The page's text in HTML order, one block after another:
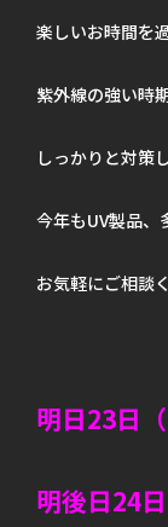
楽しいお時間を
紫外線の強い時
しっかりと対策
今年もUV製品、
お気軽にご相談
明日23日
明後日24